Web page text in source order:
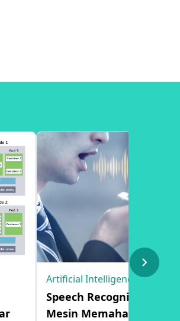
Artificial Intelligence (AI)
Speech Recognition:
Mesin Memahami